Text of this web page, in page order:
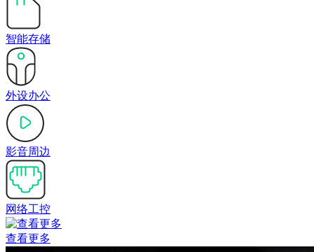
智能存储
外设办公
影音周边
网络工控
查看更多